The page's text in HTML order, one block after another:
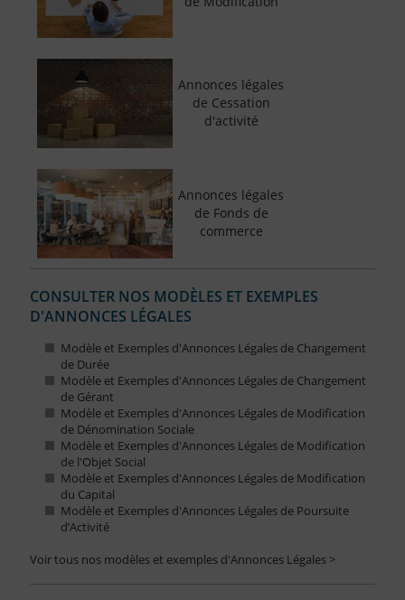
Annonces légales
de Cessation
d'activité
Annonces légales
de Fonds de
commerce
CONSULTER NOS MODÈLES ET EXEMPLES
D'ANNONCES LÉGALES
Modèle et Exemples d'Annonces Légales de Changement
de Durée
Modèle et Exemples d'Annonces Légales de Changement
de Gérant
Modèle et Exemples d'Annonces Légales de Modification
de Dénomination Sociale
Modèle et Exemples d'Annonces Légales de Modification
de l'Objet Social
Modèle et Exemples d'Annonces Légales de Modification
du Capital
Modèle et Exemples d'Annonces Légales de Poursuite
d’Activité
Voir tous nos modèles et exemples d'Annonces Légales >